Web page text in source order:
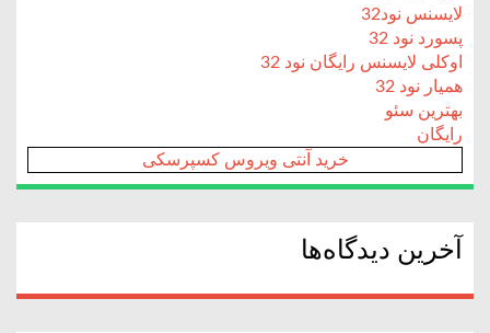
لایسنس نود32
پسورد نود 32
اوکلی لایسنس رایگان نود 32
همیار نود 32
بهترین سئو
رایگان
خرید آنتی ویروس کسپرسکی
آخرین دیدگاه‌ها